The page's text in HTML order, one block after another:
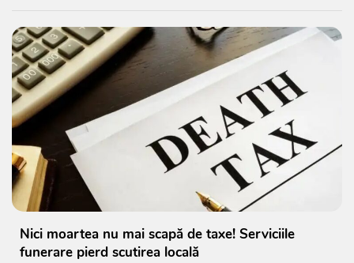
Nici moartea nu mai scapă de taxe! Serviciile
funerare pierd scutirea locală